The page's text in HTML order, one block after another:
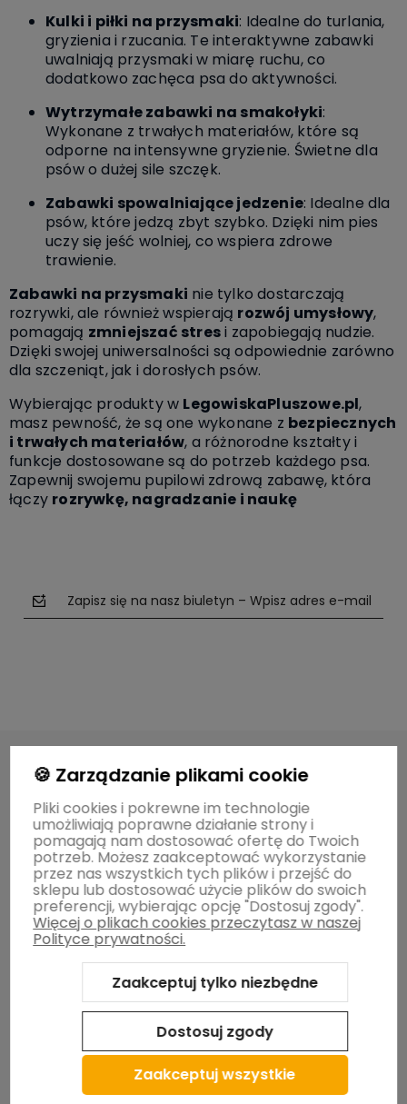
Kulki i piłki na przysmaki: Idealne do turlania,
gryzienia i rzucania. Te interaktywne zabawki
uwalniają przysmaki w miarę ruchu, co
dodatkowo zachęca psa do aktywności.
Wytrzymałe zabawki na smakołyki:
Wykonane z trwałych materiałów, które są
odporne na intensywne gryzienie. Świetne dla
psów o dużej sile szczęk.
Zabawki spowalniające jedzenie: Idealne dla
psów, które jedzą zbyt szybko. Dzięki nim pies
uczy się jeść wolniej, co wspiera zdrowe
trawienie.
Zabawki na przysmaki nie tylko dostarczają
rozrywki, ale również wspierają rozwój umysłowy,
pomagają zmniejszać stresi zapobiegają nudzie.
Dzięki swojej uniwersalności są odpowiednie zarówno
dla szczeniąt, jak i dorosłych psów.
Wybierając produkty w LegowiskaPluszowe.pl,
masz pewność, że są one wykonane z bezpiecznych
i trwałych materiałów, a różnorodne kształty i
funkcje dostosowane są do potrzeb każdego psa.
Zapewnij swojemu pupilowi zdrową zabawę, która
łączy rozrywkę, nagradzanie i naukę
Zapisz się na nasz biuletyn – Wpisz adres e-mail
polityce prywatności
O MARCE
POMOCNE INFORMACJE
ZWROTY / WYMIANY
Pomagamy zwierzakom
🍪 Zarządzanie plikami cookie
Pliki cookies i pokrewne im technologie
umożliwiają poprawne działanie strony i
pomagają nam dostosować ofertę do Twoich
potrzeb. Możesz zaakceptować wykorzystanie
przez nas wszystkich tych plików i przejść do
sklepu lub dostosować użycie plików do swoich
preferencji, wybierając opcję "Dostosuj zgody".
Więcej o plikach cookies przeczytasz w naszej
Polityce prywatności.
Zaakceptuj tylko niezbędne
Dostosuj zgody
Zaakceptuj wszystkie